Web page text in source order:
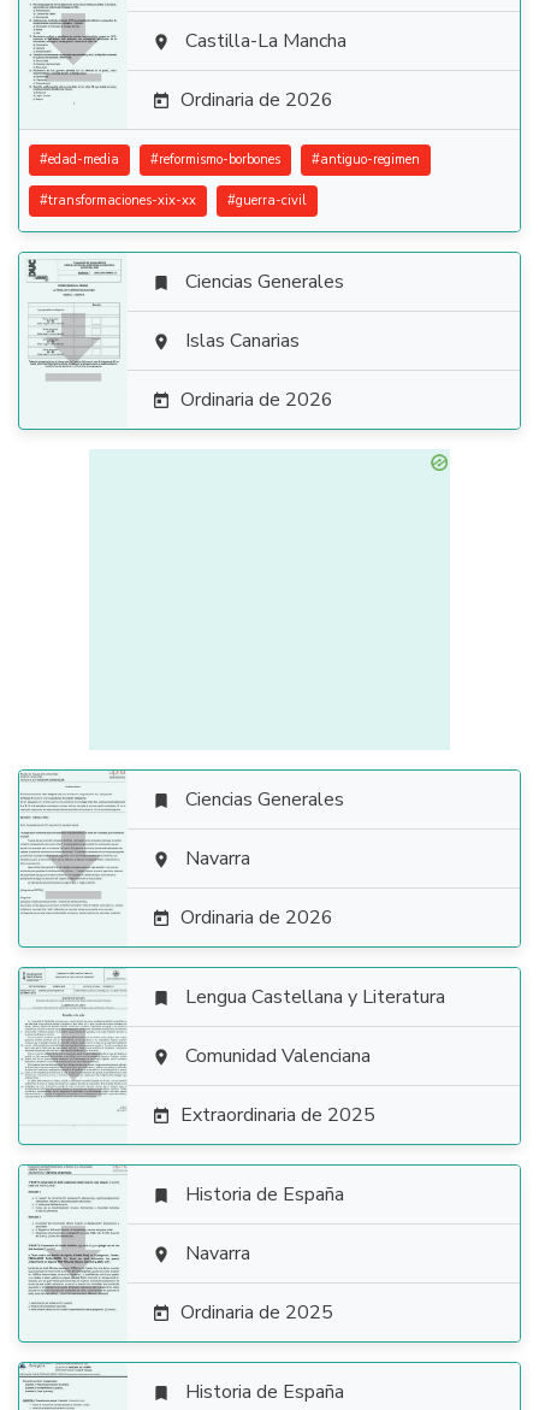
  Castilla-La Mancha
 Ordinaria de 2026
#edad-media #reformismo-borbones #antiguo-regimen
#transformaciones-xix-xx #guerra-civil

 Ciencias Generales
 Islas Canarias
 Ordinaria de 2026

 Ciencias Generales
 Navarra
 Ordinaria de 2026

 Lengua Castellana y Literatura
 Comunidad Valenciana
 Extraordinaria de 2025

 Historia de España
 Navarra
 Ordinaria de 2025
 Historia de España